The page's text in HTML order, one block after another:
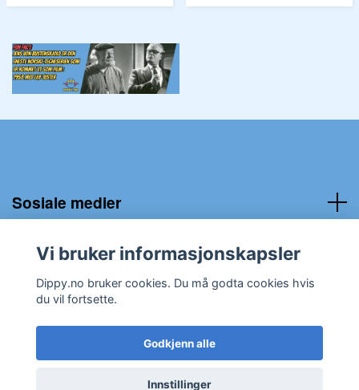
Sosiale medier
Kundeservice:
© 2026 Dippy.no
Vi bruker informasjonskapsler
Dippy.no bruker cookies. Du må godta cookies hvis
du vil fortsette.
Godkjenn alle
Innstillinger